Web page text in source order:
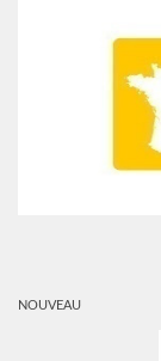
NOUVEAU